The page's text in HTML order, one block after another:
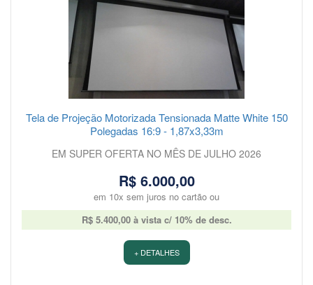
Tela de Projeção Motorizada Tensionada Matte White 150
Polegadas 16:9 - 1,87x3,33m
EM SUPER OFERTA NO MÊS DE JULHO 2026
R$ 6.000,00
em 10x sem juros no cartão ou
R$ 5.400,00 à vista c/ 10% de desc.
+ DETALHES